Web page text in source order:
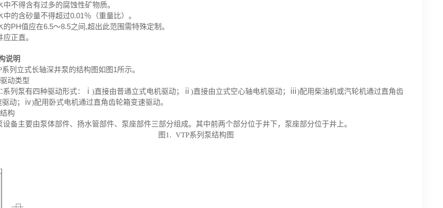
中不得含有过多的腐蚀性矿物质。
中的含砂量不得超过0.01％（重量比）。
的PH值应在6.5～8.5之间,超出此范围需特殊定制。
应正直。
说明
系列立式长轴深井泵的结构图如图 1所示。
动类型
系列泵有四种驱动形式：
ⅰ)直接由普通立式电机驱动；ⅱ)直接由立式空心轴电机驱动；ⅲ)配用柴油机或汽轮机通过直角齿
驱动；ⅳ)配用卧式电机通过直角齿轮箱变速驱动。
构
设备主要由泵体部件、扬水管部件、泵座部件三部分组成。其中前两个部分位于井下，泵座部分位于井上。
图1. VTP系列泵结构图